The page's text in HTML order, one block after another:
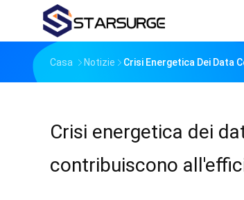
Casa Notizie ‌Crisi Energetica Dei Data
‌Crisi energetica dei
contribuiscono